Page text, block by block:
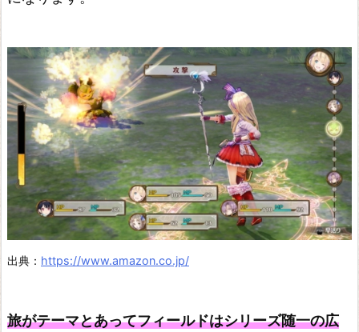
出典： https://www.amazon.co.jp/
旅がテーマとあってフィールドはシリーズ随一の広